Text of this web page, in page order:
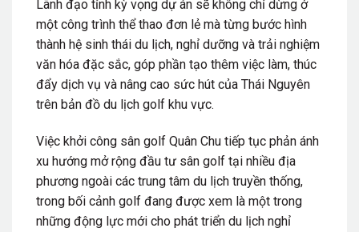
Lãnh đạo tỉnh kỳ vọng dự án sẽ không chỉ dừng ở
một công trình thể thao đơn lẻ mà từng bước hình
thành hệ sinh thái du lịch, nghỉ dưỡng và trải nghiệm
văn hóa đặc sắc, góp phần tạo thêm việc làm, thúc
đẩy dịch vụ và nâng cao sức hút của Thái Nguyên
trên bản đồ du lịch golf khu vực.
Việc khởi công sân golf Quân Chu tiếp tục phản ánh
xu hướng mở rộng đầu tư sân golf tại nhiều địa
phương ngoài các trung tâm du lịch truyền thống,
trong bối cảnh golf đang được xem là một trong
những động lực mới cho phát triển du lịch nghỉ